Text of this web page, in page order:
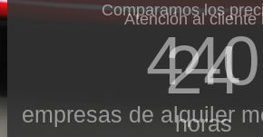
Comparamos los
440
empresas de alquiler
Atención al cliente
24
horas